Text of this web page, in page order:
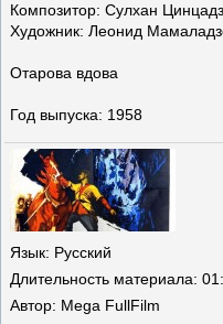
Композитор: Сулхан
Художник: Леонид
Отарова вдова
Год выпуска: 1958
Язык: Русский
Длительность материала:
Автор: Mega FullFilm